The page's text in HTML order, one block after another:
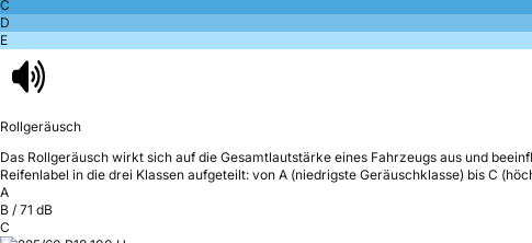
C
D
E
Rollgeräusch
Das Rollgeräusch wirkt sich auf die Gesamtlautstärke eines Fahrzeugs aus und
Reifenlabel in die drei Klassen aufgeteilt: von A (niedrigste Geräuschklasse) bis C
A
B / 71 dB
C